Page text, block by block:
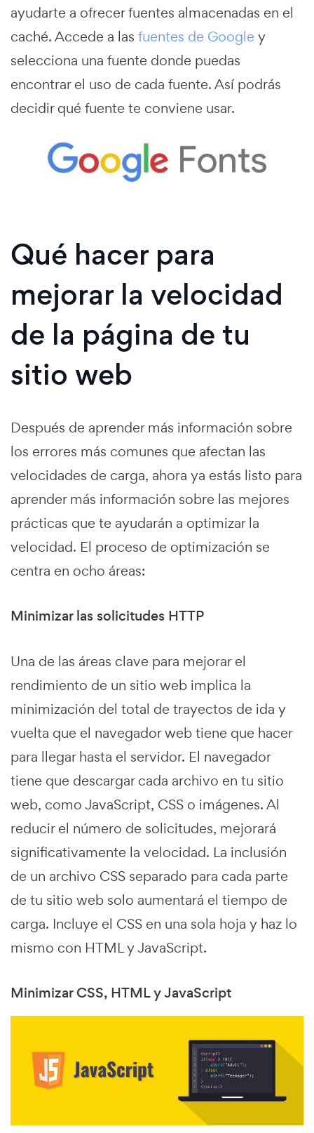
ayudarte a ofrecer fuentes almacenadas en el
caché. Accede a las fuentes de Google y
selecciona una fuente donde puedas
encontrar el uso de cada fuente. Así podrás
decidir qué fuente te conviene usar.
Qué hacer para
mejorar la velocidad
de la página de tu
sitio web
Después de aprender más información sobre
los errores más comunes que afectan las
velocidades de carga, ahora ya estás listo para
aprender más información sobre las mejores
prácticas que te ayudarán a optimizar la
velocidad. El proceso de optimización se
centra en ocho áreas:
Minimizar las solicitudes HTTP
Una de las áreas clave para mejorar el
rendimiento de un sitio web implica la
minimización del total de trayectos de ida y
vuelta que el navegador web tiene que hacer
para llegar hasta el servidor. El navegador
tiene que descargar cada archivo en tu sitio
web, como JavaScript, CSS o imágenes. Al
reducir el número de solicitudes, mejorará
significativamente la velocidad. La inclusión
de un archivo CSS separado para cada parte
de tu sitio web solo aumentará el tiempo de
carga. Incluye el CSS en una sola hoja y haz lo
mismo con HTML y JavaScript.
Minimizar CSS, HTML y JavaScript